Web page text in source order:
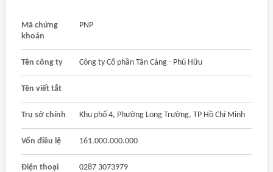
Mã chứng
khoán
PNP
Tên công ty Công ty Cổ phần Tân Cảng - Phú Hữu
Tên viết tắt
Trụ sở chính Khu phố 4, Phường Long Trường, TP Hồ Chí Minh
Vốn điều lệ 161.000.000.000
Điện thoại 0287 3073979